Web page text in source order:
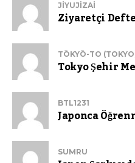
JIYUJIZAI
Ziyaretçi
TŌKYŌ-TO
Tokyo Şehir
BTL1231
Japonca
SUMRU